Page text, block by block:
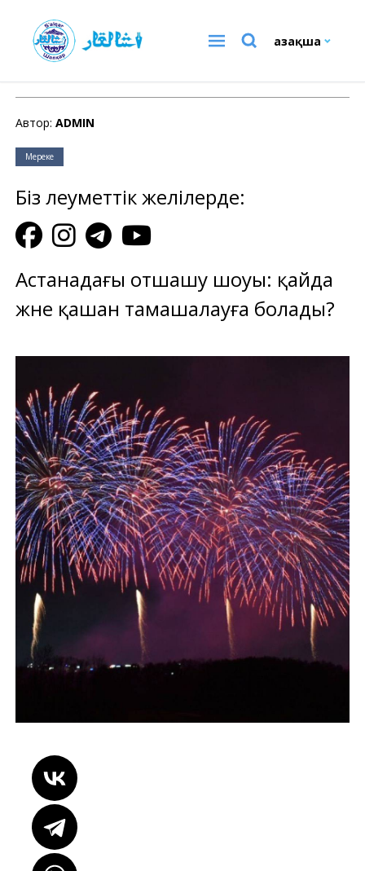
Қазақша
Автор: ADMIN
Мереке
Біз әлеуметтік желілерде:
Астанадағы отшашу шоуы: қайда
және қашан тамашалауға болады?